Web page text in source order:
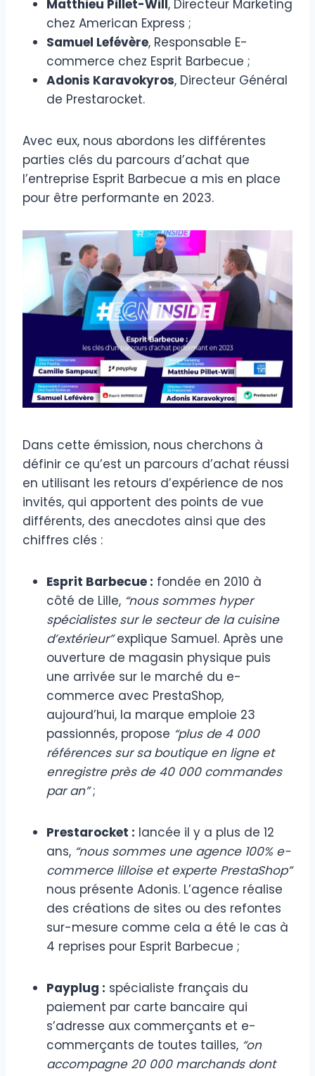
Matthieu Pillet-Will, Directeur Marketing
chez American Express ;
Samuel Lefévère, Responsable E-
commerce chez Esprit Barbecue ;
Adonis Karavokyros, Directeur Général
de Prestarocket.
Avec eux, nous abordons les différentes
parties clés du parcours d’achat que
l’entreprise Esprit Barbecue a mis en place
pour être performante en 2023.
Dans cette émission, nous cherchons à
définir ce qu’est un parcours d’achat réussi
en utilisant les retours d’expérience de nos
invités, qui apportent des points de vue
différents, des anecdotes ainsi que des
chiffres clés :
Esprit Barbecue : fondée en 2010 à
côté de Lille, “nous sommes hyper
spécialistes sur le secteur de la cuisine
d’extérieur”explique Samuel. Après une
ouverture de magasin physique puis
une arrivée sur le marché du e-
commerce avec PrestaShop,
aujourd’hui, la marque emploie 23
passionnés, propose “plus de 4 000
références sur sa boutique en ligne et
enregistre près de 40 000 commandes
par an”;
Prestarocket : lancée il y a plus de 12
ans, “nous sommes une agence 100% e-
commerce lilloise et experte PrestaShop”
nous présente Adonis. L’agence réalise
des créations de sites ou des refontes
sur-mesure comme cela a été le cas à
4 reprises pour Esprit Barbecue ;
Payplug : spécialiste français du
paiement par carte bancaire qui
s’adresse aux commerçants et e-
commerçants de toutes tailles, “on
accompagne 20 000 marchands dont